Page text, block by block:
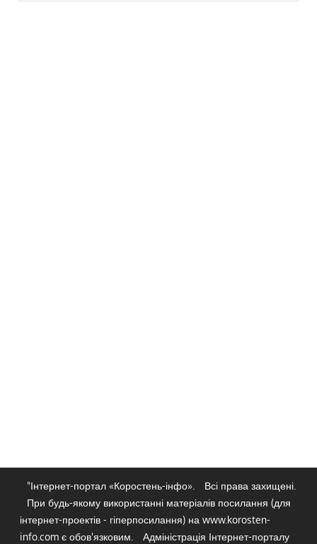
"Інтернет-портал «Коростень-інфо».
Всі права захищені.
При будь-якому використанні матеріалів посилання (для
інтернет-проектів - гіперпосилання) на www.korosten-
info.com є обов'язковим.
Адміністрація Інтернет-порталу